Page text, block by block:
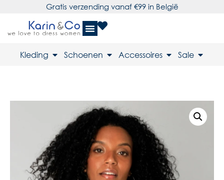
Gratis verzending vanaf €99 in België
Kleding Schoenen Accessoires Sale